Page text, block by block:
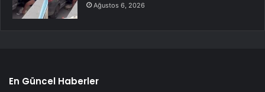
Ağustos 6, 2026
En Güncel Haberler